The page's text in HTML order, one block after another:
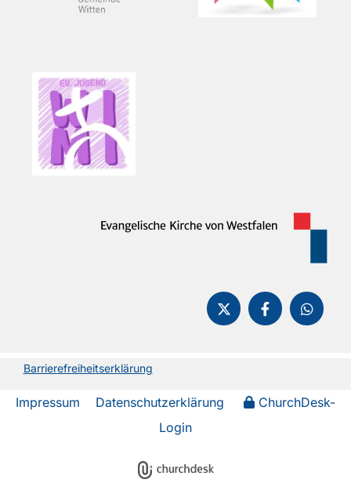
Barrierefreiheitserklärung
Impressum Datenschutzerklärung
ChurchDesk-
Login